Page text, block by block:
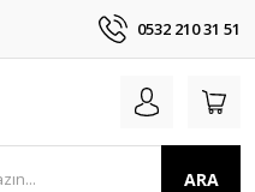
0532 210 31 51
ARA